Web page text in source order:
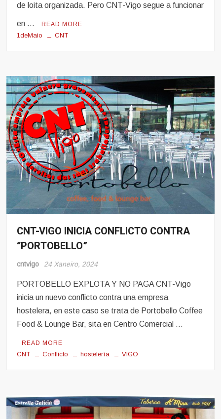
de loita organizada. Pero CNT-Vigo segue a funcionar
en … READ MORE
1deMaio CNT
Conflito
Hosteleria
CNT-VIGO INICIA CONFLICTO CONTRA
“PORTOBELLO”
cntvigo 24 Xaneiro, 2024
PORTOBELLO EXPLOTA Y NO PAGA CNT-Vigo
inicia un nuevo conflicto contra una empresa
hostelera, en este caso se trata de Portobello Coffee
Food & Lounge Bar, sita en Centro Comercial …
READ MORE
CNT Conflicto hostelería VIGO